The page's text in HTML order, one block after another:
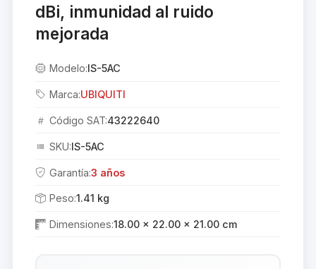
dBi, inmunidad al ruido
mejorada
Modelo:IS-5AC
Marca:UBIQUITI
Código SAT:43222640
SKU:IS-5AC
Garantía:3 años
Peso:1.41 kg
Dimensiones:18.00 × 22.00 × 21.00 cm